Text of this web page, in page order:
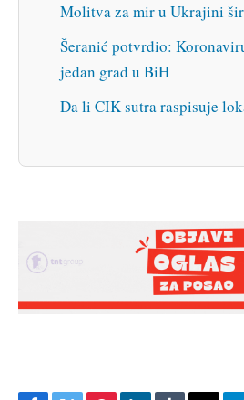
Molitva za mir u Ukrajini
Šeranić potvrdio:
jedan grad u BiH
Da li CIK sutra raspisuje